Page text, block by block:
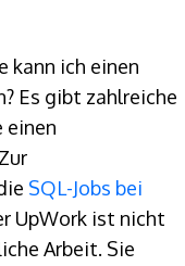
kann ich einen
Es gibt zahlreiche
einen
SQL-Jobs bei
UpWork ist nicht
Arbeit. Sie